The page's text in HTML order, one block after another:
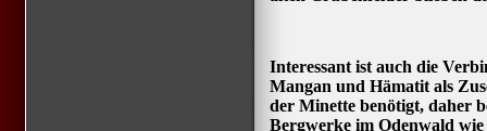
Interessant ist auch die
Mangan und Hämatit als
der Minette benötigt, daher
Bergwerke im Odenwald